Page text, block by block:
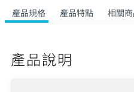
產品規格 產品特點 相關
產品說明